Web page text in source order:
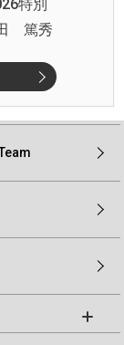
特別
篤秀